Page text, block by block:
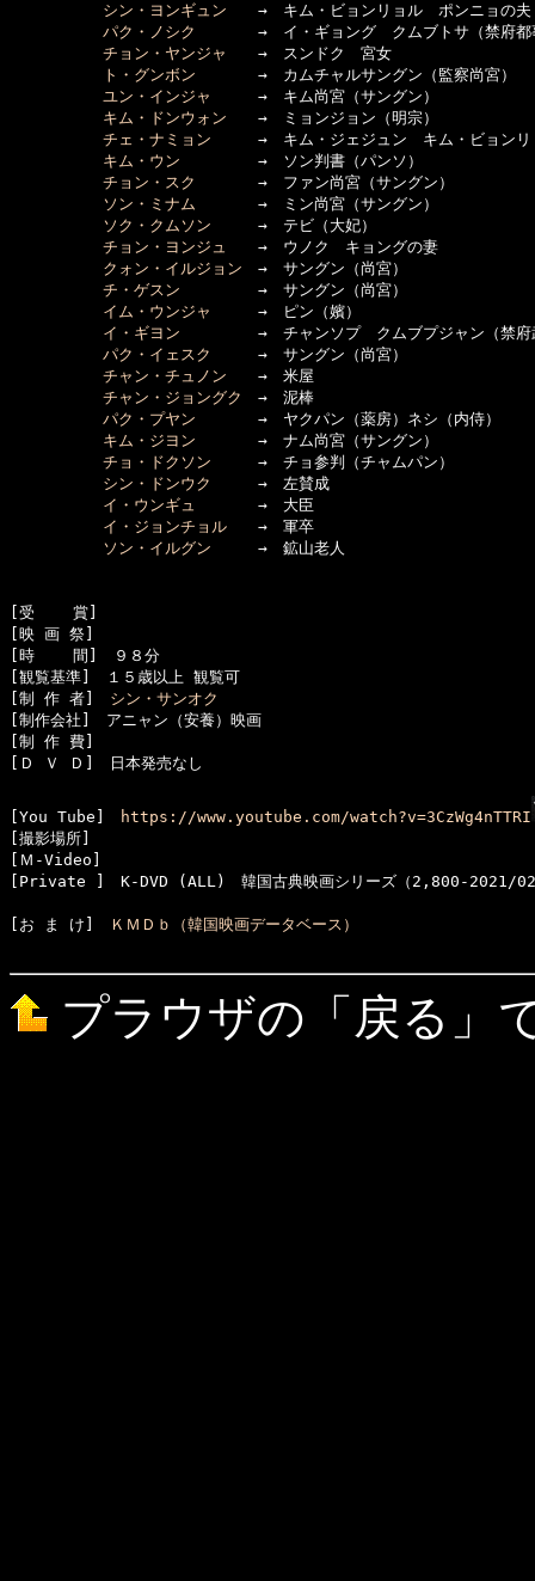
シン・ヨンギュン →　キム・ビョンリョル　ポンニョの夫
パク・ノシク
→　イ・ギョング　クムブトサ（禁府都
チョン・ヤンジャ
→　スンドク　宮女
ト・グンボン →　カムチャルサングン（監察尚宮）
ユン・インジャ
→　キム尚宮（サングン）
キム・ドンウォン →　ミョンジョン（明宗）
チェ・ナミョン →　キム・ジェジュン　キム・ビョンリ
キム・ウン →　ソン判書（パンソ）
チョン・スク
→　ファン尚宮（サングン）
ソン・ミナム →　ミン尚宮（サングン）
ソク・クムソン →　テビ（大妃）
チョン・ヨンジュ
→　ウノク　キョングの妻
クォン・イルジョン →　サングン（尚宮）
チ・ゲスン →　サングン（尚宮）
イム・ウンジャ
→　ピン（嬪）
イ・ギヨン →　チャンソプ　クムブプジャン（禁府
パク・イェスク
→　サングン（尚宮）
チャン・チュノン →　米屋
チャン・ジョングク
→　泥棒
パク・プヤン →　ヤクパン（薬房）ネシ（内侍）
キム・ジヨン →　ナム尚宮（サングン）
チョ・ドクソン →　チョ参判（チャムパン）
シン・ドンウク
→　左賛成
イ・ウンギュ
→　大臣
イ・ジョンチョル →　軍卒
ソン・イルグン →　鉱山老人
[受    賞]
[映 画 祭]
[時    間]　９８分
[観覧基準]　１５歳以上 観覧可
[制 作 者] シン・サンオク
[制作会社]　アニャン（安養）映画
[制 作 費]
[Ｄ Ｖ Ｄ]　日本発売なし
[You Tube]
https://www.youtube.com/watch?v=3CzWg4nTTRI
[撮影場所]
[Ｍ-Video]
[お ま け] ＫＭＤｂ（韓国映画データベース）
プラウザの「戻る」